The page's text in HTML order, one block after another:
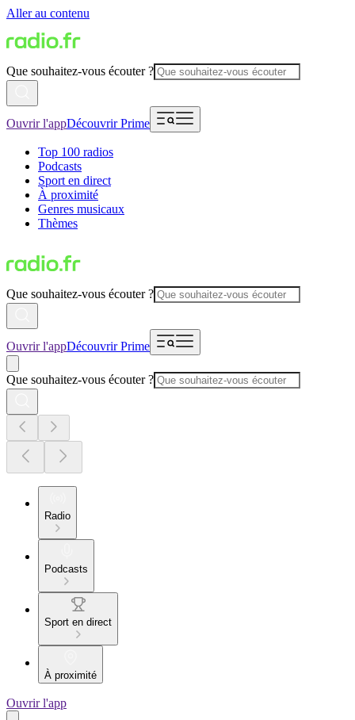
Aller au contenu
Que souhaitez-vous écouter ?
Ouvrir l'appDécouvrir Prime
Top 100 radios
Podcasts
Sport en direct
À proximité
Genres musicaux
Thèmes
Que souhaitez-vous écouter ?
Ouvrir l'appDécouvrir Prime
Que souhaitez-vous écouter ?
Radio
Podcasts
Sport en direct
À proximité
Ouvrir l'app